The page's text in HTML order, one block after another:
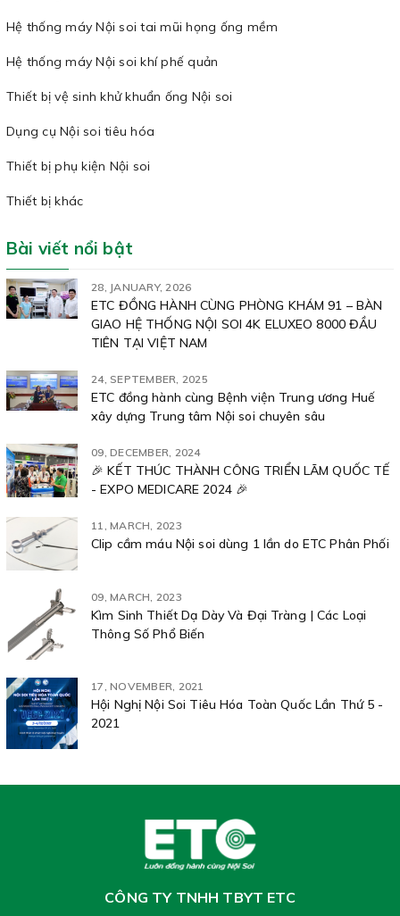
Hệ thống máy Nội soi tai mũi họng ống mềm
Hệ thống máy Nội soi khí phế quản
Thiết bị vệ sinh khử khuẩn ống Nội soi
Dụng cụ Nội soi tiêu hóa
Thiết bị phụ kiện Nội soi
Thiết bị khác
Bài viết nổi bật
28, JANUARY, 2026
ETC ĐỒNG HÀNH CÙNG PHÒNG KHÁM 91 – BÀN
GIAO HỆ THỐNG NỘI SOI 4K ELUXEO 8000 ĐẦU
TIÊN TẠI VIỆT NAM
24, SEPTEMBER, 2025
ETC đồng hành cùng Bệnh viện Trung ương Huế
xây dựng Trung tâm Nội soi chuyên sâu
09, DECEMBER, 2024
🎉 KẾT THÚC THÀNH CÔNG TRIỂN LÃM QUỐC TẾ
- EXPO MEDICARE 2024 🎉
11, MARCH, 2023
Clip cầm máu Nội soi dùng 1 lần do ETC Phân Phối
09, MARCH, 2023
Kìm Sinh Thiết Dạ Dày Và Đại Tràng | Các Loại
Thông Số Phổ Biến
17, NOVEMBER, 2021
Hội Nghị Nội Soi Tiêu Hóa Toàn Quốc Lần Thứ 5 -
2021
CÔNG TY TNHH TBYT ETC